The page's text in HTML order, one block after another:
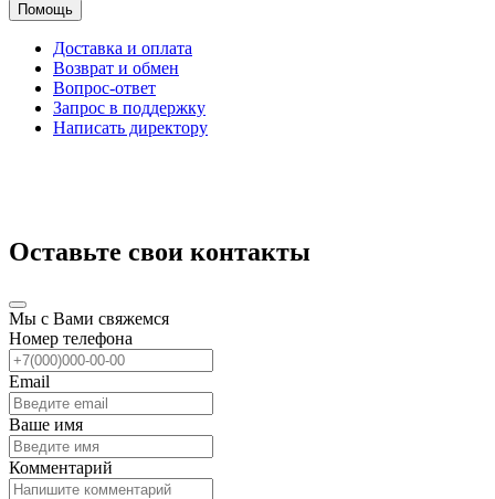
Помощь
Доставка и оплата
Возврат и обмен
Вопрос-ответ
Запрос в поддержку
Написать директору
Оставьте свои контакты
Мы с Вами свяжемся
Номер телефона
Email
Ваше имя
Комментарий